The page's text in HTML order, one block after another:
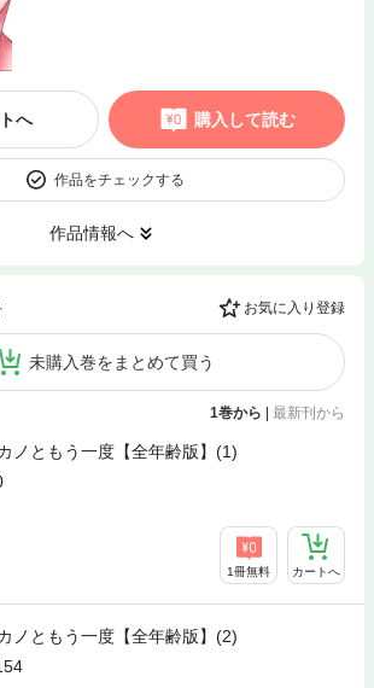
へ 購入して読む
作品をチェックする
作品情報へ
お気に入り登録
未購入巻をまとめて買う
1巻から | 最新刊から
ノともう一度【全年齢版】(1)
1冊無料 カートへ
ノともう一度【全年齢版】(2)